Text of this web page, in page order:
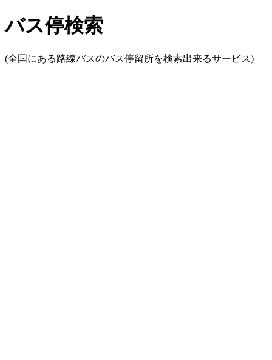
バス停検索
(全国にある路線バスのバス停留所を検索出来るサービス)